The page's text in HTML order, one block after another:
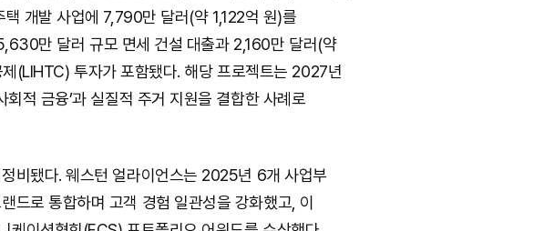
t
택 개발 사업에 7,790만 달러(약 1,122억 원)를
만 달러 규모 면세 건설 대출과 2,160만 달러(약
(LIHTC) 투자가 포함됐다. 해당 프로젝트는 2027년
회적 금융’과 실질적 주거 지원을 결합한 사례로
비됐다. 웨스턴 얼라이언스는 2025년 6개 사업부
드로 통합하며 고객 경험 일관성을 강화했고, 이